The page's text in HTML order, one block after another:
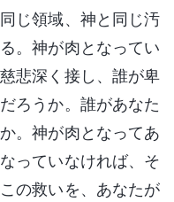
じ領域、神と同じ汚
。神が肉となってい
悲深く接し、誰が卑
ろうか。誰があなた
。神が肉となってあ
っていなければ、そ
の救いを、あなたが